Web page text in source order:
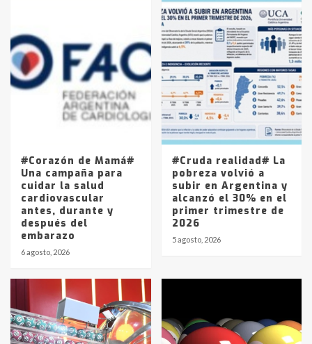
4
Accidente en Ruta 5: falleció un
joven de Trenque Lauquen
Los precios de los combustibles en
La Pampa, desde YPF hasta Axion
entre 857 a 1338 pesos
#Corazón de Mamá#
Una campaña para
cuidar la salud
cardiovascular
antes, durante y
después del
embarazo
6 agosto, 2026
#Cruda realidad# La
pobreza volvió a
subir en Argentina y
alcanzó el 30% en el
primer trimestre de
2026
5 agosto, 2026